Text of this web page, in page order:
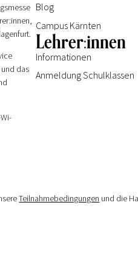
das
Blog
Campus Kärnten
Lehrer:innen
Informationen
Anmeldung Schulklassen
Teilnahmebedingungen und die